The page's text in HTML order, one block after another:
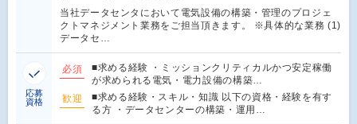
当社データセンタにおいて電気設備の構築・管理のプロジェ
クトマネジメント業務をご担当頂きます。 ※具体的な業務 (1)
データセ…
応募
資格
必須
■求める経験 ・ミッションクリティカルかつ安定稼働
が求められる電気・電力設備の構築…
歓迎
■求める経験・スキル・知識 以下の資格・経験を有す
る方 ・データセンターの構築・運用…